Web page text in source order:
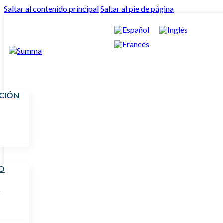
Saltar al contenido principalSaltar al pie de página